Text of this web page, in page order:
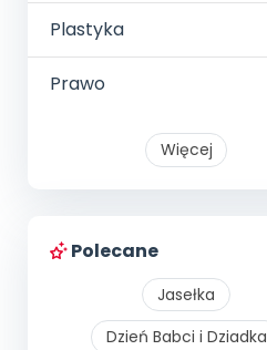
Plastyka
Prawo
Więcej
Polecane
Jasełka
Dzień Babci i Dziadka